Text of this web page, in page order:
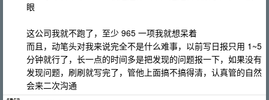
眼
这公司我就不跑了，至少 965 一项我就想呆着
而且，动笔头对我来说完全不是什么难事，以前写日报只用 1~5
分钟就行了，长一点的时间多是把发现的问题报一下，如果没有
发现问题，刷刷就写完了，管他上面搞不搞得清，认真管的自然
会来二次沟通